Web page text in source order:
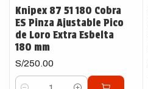
Knipex 87 51 180 Cobra
ES Pinza Ajustable Pico
de Loro Extra Esbelta
180 mm
S/250.00